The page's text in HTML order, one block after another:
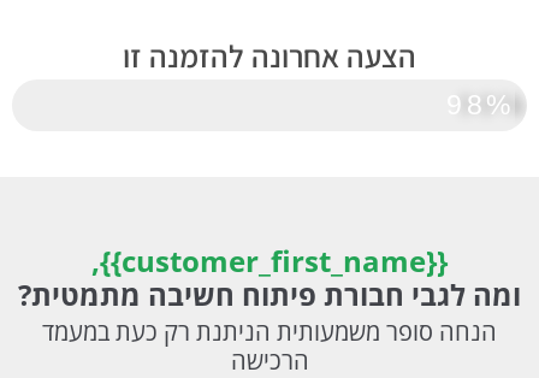
הצעה אחרונה להזמנה זו
הצעה 2 מתוך 2
98%
{{customer_first_name}},
ומה לגבי חבורת פיתוח חשיבה מתמטית?
הנחה סופר משמעותית הניתנת רק כעת במעמד
הרכישה